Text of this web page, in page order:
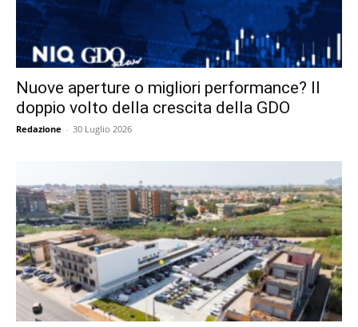
Nuove aperture o migliori performance? Il
doppio volto della crescita della GDO
Redazione - 30 Luglio 2026